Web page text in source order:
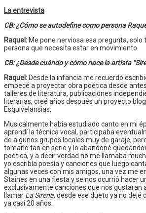
La entrevista
CB: ¿Cómo se autodefine como persona
Raquel:Me pone nerviosa esa pregunta, solo
persona que necesita estar en movimiento.
CB: ¿Desde cuándo y cómo nace la artista
Raquel:Desde la infancia me recuerdo
empecé a proyectar obra poética desde
talleres de literatura, publicaciones
literarias, creé años después un proyecto
Esquivelansias.
Musicalmente había estudiado canto en mi
aprendí la técnica vocal, participaba
de algunos grupos locales muy de garaje,
tomarlo tan en serio y lo abandoné
poética, y a decir verdad no me llamaba
yo escribía poesía y canciones que luego
algunas veces con mis amigos, una vez me
Staines en una fiesta y se nos ocurrió hacer
exclusivamente canciones que nos gustaran
llamar La Sirena, desde ese dueto ya no dejé
ya casi 20 años.